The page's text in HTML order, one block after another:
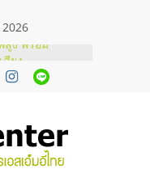
สูง พร้อม
ยง
ไทยที่ไหนดี?
คล่องให้ธุรกิจ
บริหารสถานี